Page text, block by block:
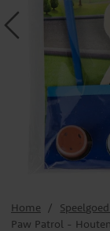
Home
Paw Patrol -